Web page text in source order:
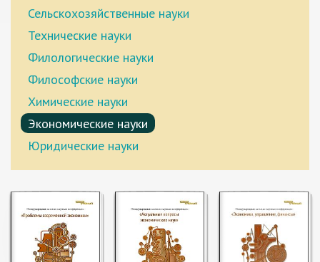
Сельскохозяйственные науки
Технические науки
Филологические науки
Философские науки
Химические науки
Экономические науки
Юридические науки